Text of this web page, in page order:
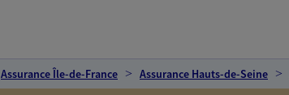
Assurance Île-de-France Assurance Hauts-de-Seine